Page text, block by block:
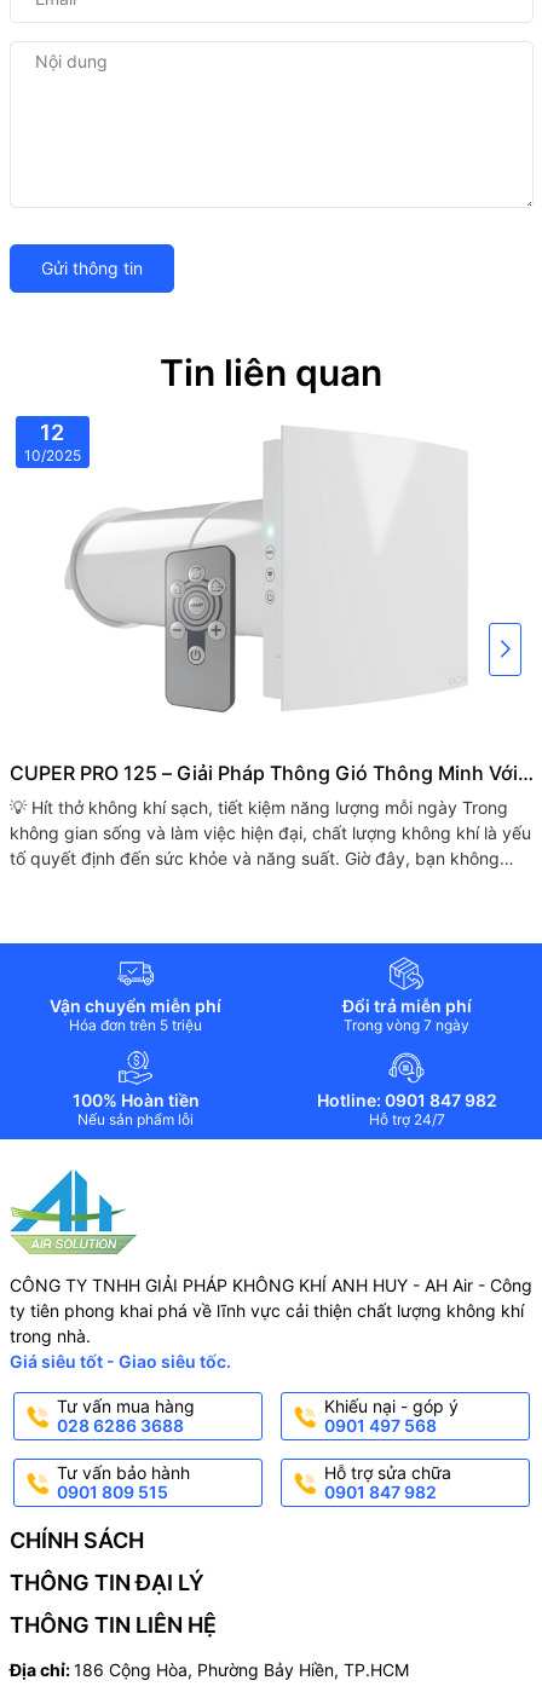
Gửi thông tin
Tin liên quan
12
10/2025
CUPER PRO 125 – Giải Pháp Thông Gió Thông Minh Với
Công Nghệ Hồi Nhiệt Tiên Tiến
💡 Hít thở không khí sạch, tiết kiệm năng lượng mỗi ngày Trong
không gian sống và làm việc hiện đại, chất lượng không khí là yếu
tố quyết định đến sức khỏe và năng suất. Giờ đây, bạn không
Vận chuyển miễn phí
Hóa đơn trên 5 triệu
Đổi trả miễn phí
Trong vòng 7 ngày
100% Hoàn tiền
Nếu sản phẩm lỗi
Hotline: 0901 847 982
Hỗ trợ 24/7
CÔNG TY TNHH GIẢI PHÁP KHÔNG KHÍ ANH HUY - AH Air - Công
ty tiên phong khai phá về lĩnh vực cải thiện chất lượng không khí
trong nhà.
Giá siêu tốt - Giao siêu tốc.
Tư vấn mua hàng
028 6286 3688
Khiếu nại - góp ý
0901 497 568
Tư vấn bảo hành
0901 809 515
Hỗ trợ sửa chữa
0901 847 982
CHÍNH SÁCH
THÔNG TIN ĐẠI LÝ
THÔNG TIN LIÊN HỆ
Địa chỉ:186 Cộng Hòa, Phường Bảy Hiền, TP.HCM